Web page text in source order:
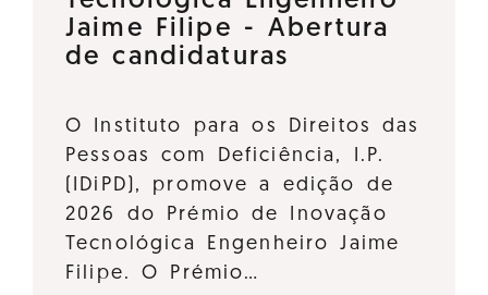
Jaime Filipe - Abertura
de candidaturas
O Instituto para os Direitos das
Pessoas com Deficiência, I.P.
(IDiPD), promove a edição de
2026 do Prémio de Inovação
Tecnológica Engenheiro Jaime
Filipe. O Prémio…